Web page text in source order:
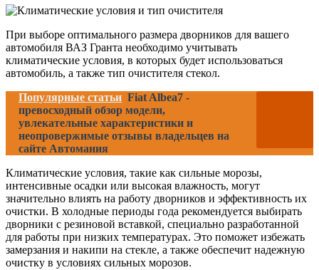
При выборе оптимального размера дворников для вашего
автомобиля ВАЗ Гранта необходимо учитывать
климатические условия, в которых будет использоваться
автомобиль, а также тип очистителя стекол.
Популярные статьи Fiat Albea7 -
превосходный обзор модели,
увлекательные характеристики и
неопровержимые отзывы владельцев на
сайте Автомания
Климатические условия, такие как сильные морозы,
интенсивные осадки или высокая влажность, могут
значительно влиять на работу дворников и эффективность их
очистки. В холодные периоды года рекомендуется выбирать
дворники с резиновой вставкой, специально разработанной
для работы при низких температурах. Это поможет избежать
замерзания и накипи на стекле, а также обеспечит надежную
очистку в условиях сильных морозов.